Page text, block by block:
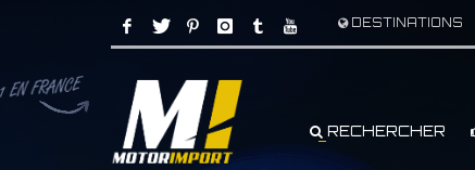
DESTINATIONS
RECHERCHER